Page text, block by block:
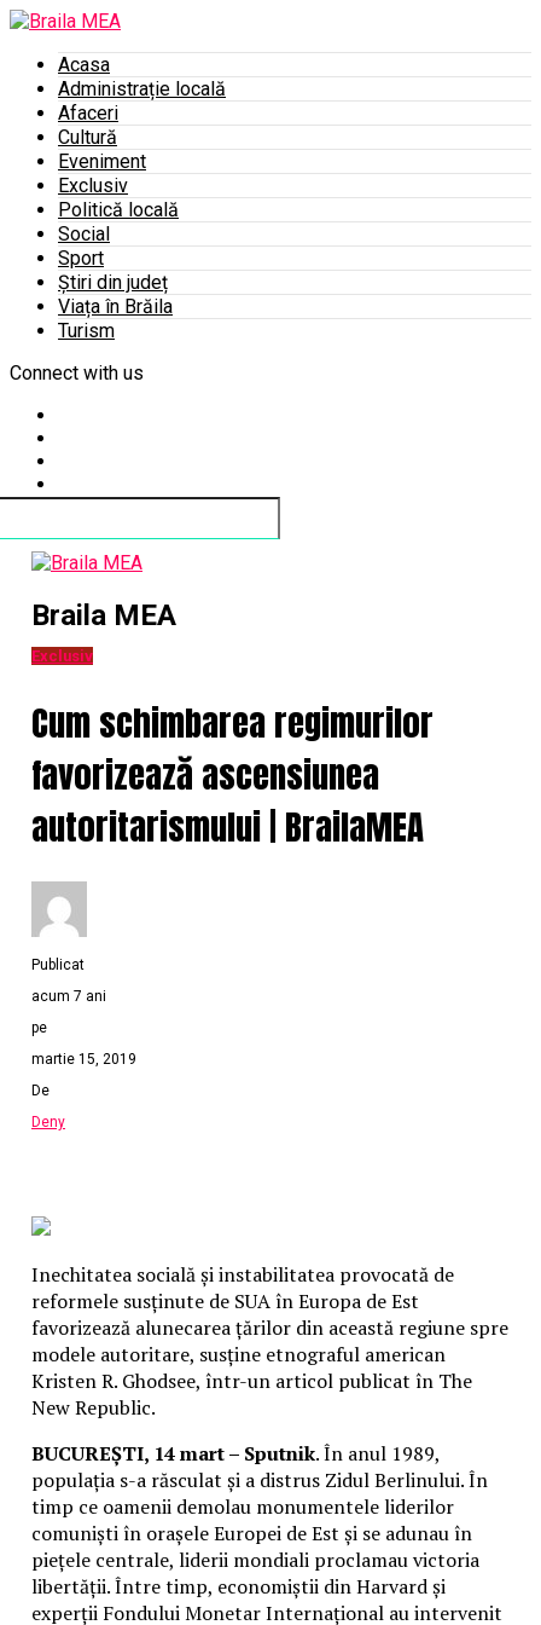
Acasa
Administrație locală
Afaceri
Cultură
Eveniment
Exclusiv
Politică locală
Social
Sport
Știri din județ
Viața în Brăila
Turism
Connect with us
Braila MEA
Exclusiv
Cum schimbarea regimurilor
favorizează ascensiunea
autoritarismului | BrailaMEA
Publicat
acum 7 ani
pe
martie 15, 2019
De
Deny
Inechitatea socială și instabilitatea provocată de
reformele susținute de SUA în Europa de Est
favorizează alunecarea țărilor din această regiune spre
modele autoritare, susține etnograful american
Kristen R. Ghodsee, într-un articol publicat în The
New Republic.
BUCUREȘTI, 14 mart – Sputnik. În anul 1989,
populația s-a răsculat și a distrus Zidul Berlinului. În
timp ce oamenii demolau monumentele liderilor
comuniști în orașele Europei de Est și se adunau în
piețele centrale, liderii mondiali proclamau victoria
libertății. Între timp, economiștii din Harvard și
experții Fondului Monetar Internațional au intervenit